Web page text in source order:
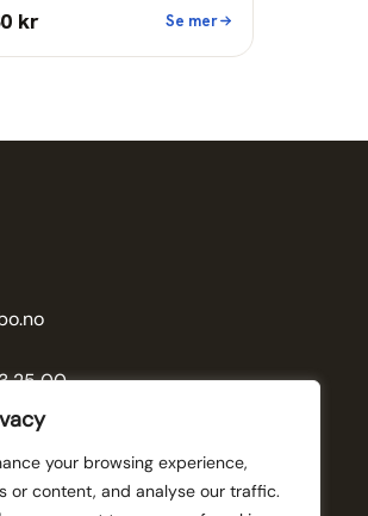
your browsing experience,
or content, and analyse our traffic.
kr Se mer
25 00